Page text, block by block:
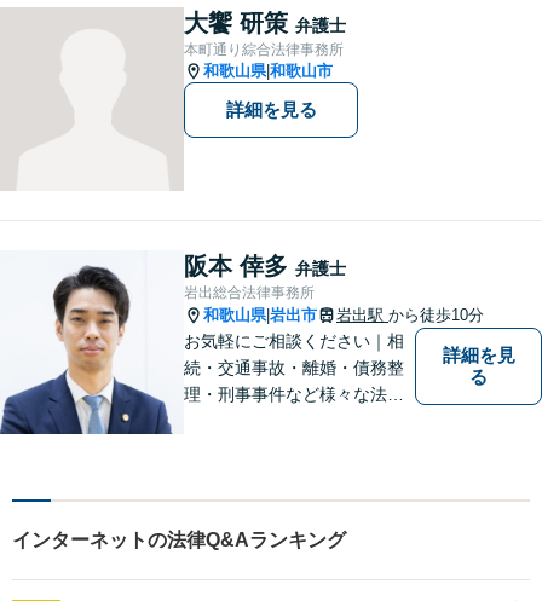
能です。まずはお気軽にご相
談ください。
大饗 研策 弁護士
本町通り綜合法律事務所
和歌山県|和歌山市
詳細を見る
阪本 倖多 弁護士
岩出総合法律事務所
和歌山県|岩出市 岩出駅 から徒歩10分
お気軽にご相談ください｜相
続・交通事故・離婚・債務整
理・刑事事件など様々な法律
日・オンライン相談OK（要予
約）｜丁寧な報告とスピード
対応で安心をお届けします
詳細を見
る
インターネットの法律Q&Aランキング